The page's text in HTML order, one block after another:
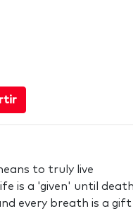
to truly live
is a 'given' until
every breath is a gift